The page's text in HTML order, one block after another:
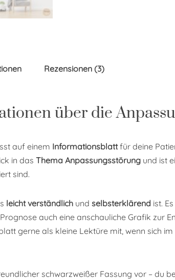
Rezensionen (3)
über die
auf einem Informationsblattfür deine
in das Thema Anpassungsstörung und ist
sind.
leicht verständlich und selbsterklärend ist.
auch eine anschauliche Grafik zur
gerne als kleine Lektüre mit, wenn sich
schwarzweißer Fassung vor – du